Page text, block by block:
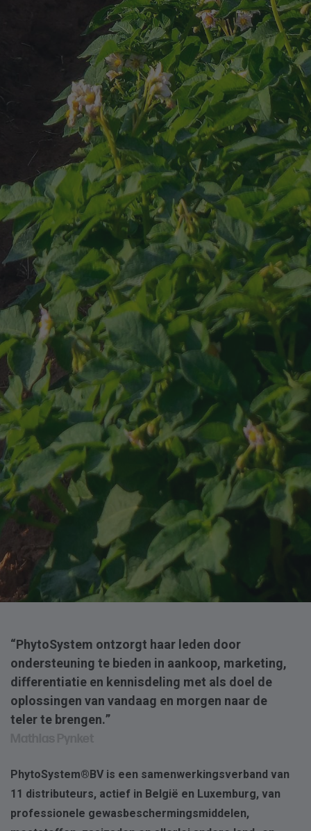
“PhytoSystem ontzorgt haar leden door
ondersteuning te bieden in aankoop, marketing,
differentiatie en kennisdeling met als doel de
oplossingen van vandaag en morgen naar de
teler te brengen.”
PhytoSystem®BV is een samenwerkingsverband van
11 distributeurs, actief in België en Luxemburg, van
professionele gewasbeschermingsmiddelen,